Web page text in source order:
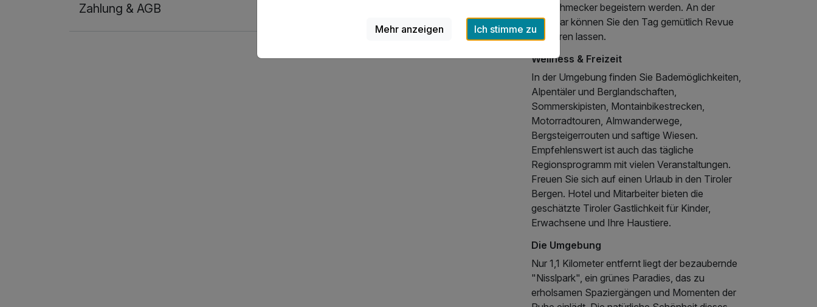
Zahlung & AGB
Feinschmecker begeistern werden. An der
Hausbar können Sie den Tag gemütlich Revue
passieren lassen.
Wellness & Freizeit
In der Umgebung finden Sie Bademöglichkeiten,
Alpentäler und Berglandschaften,
Sommerskipisten, Montainbikestrecken,
Motorradtouren, Almwanderwege,
Bergsteigerrouten und saftige Wiesen.
Empfehlenswert ist auch das tägliche
Regionsprogramm mit vielen Veranstaltungen.
Freuen Sie sich auf einen Urlaub in den Tiroler
Bergen. Hotel und Mitarbeiter bieten die
geschätzte Tiroler Gastlichkeit für Kinder,
Erwachsene und Ihre Haustiere.
Die Umgebung
Nur 1,1 Kilometer entfernt liegt der bezaubernde
"Nisslpark", ein grünes Paradies, das zu
erholsamen Spaziergängen und Momenten der
Mehr anzeigen Ich stimme zu